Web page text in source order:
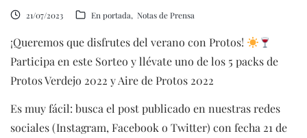
21/07/2023 En portada Notas de Prensa
¡Queremos que disfrutes del verano con Protos!
Participa en este Sorteo y llévate uno de los 5 packs de
Protos Verdejo 2022 y Aire de Protos 2022
Es muy fácil: busca el post publicado en nuestras redes
sociales (Instagram, Facebook o Twitter) con fecha 21 de